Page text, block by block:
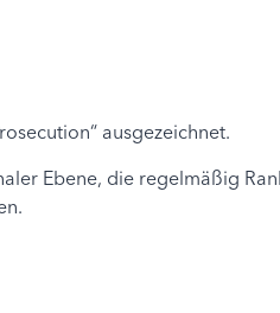
ausgezeichnet.
Ebene, die regelmäßig